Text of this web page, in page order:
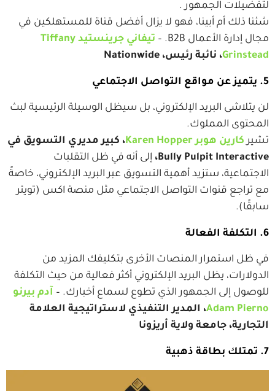
لتفضيلات الجمهور .
شئنا ذلك أم أبينا، فهو لا يزال أفضل قناة للمستهلكين في
مجال إدارة الأعمال B2B. –
تيفاني جرينستيد Tiffany
Grinstead، نائبة رئيس، Nationwide
5. يتميز عن مواقع التواصل الاجتماعي
لن يتلاشى البريد الإلكتروني، بل سيظل الوسيلة الرئيسية لبث
المحتوى المملوك.
تشير كارين هوبر Karen Hopper
، كبير مديري التسويق في
Bully Pulpit Interactive،
إلى أنه في ظل التقلبات
الاجتماعية، ستزيد أهمية التسويق عبر البريد الإلكتروني، خاصةً
مع تراجع قنوات التواصل الاجتماعي مثل منصة اكس (تويتر
سابقًا).
6. التكلفة الفعالة
في ظل استمرار المنصات الأخرى بتكليفك المزيد من
الدولارات، يظل البريد الإلكتروني أكثر فعالية من حيث التكلفة
للوصول إلى الجمهور الذي تطوع لسماع أخبارك. – آدم بيرنو
Adam Pierno، المدير التنفيذي لاستراتيجية العلامة
التجارية، جامعة ولاية أريزونا
7. تمتلك بطاقة ذهبية